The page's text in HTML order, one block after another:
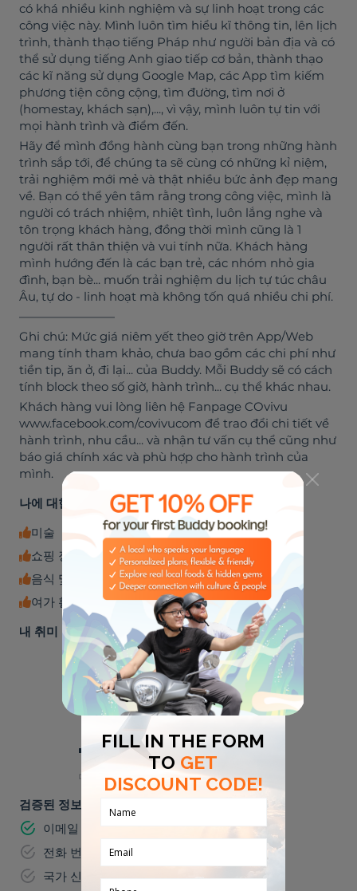
có khá nhiều kinh nghiệm và sự linh hoạt trong các
công việc này. Mình luôn tìm hiểu kĩ thông tin, lên lịch
trình, thành thạo tiếng Pháp như người bản địa và có
thể sử dụng tiếng Anh giao tiếp cơ bản, thành thạo
các kĩ năng sử dụng Google Map, các App tìm kiếm
phương tiện công cộng, tìm đường, tìm nơi ở
(homestay, khách sạn),..., vì vậy, mình luôn tự tin với
mọi hành trình và điểm đến.
Hãy để mình đồng hành cùng bạn trong những hành
trình sắp tới, để chúng ta sẽ cùng có những kỉ niệm,
trải nghiệm mới mẻ và thật nhiều bức ảnh đẹp mang
về. Bạn có thể yên tâm rằng trong công việc, mình là
người có trách nhiệm, nhiệt tình, luôn lắng nghe và
tôn trọng khách hàng, đồng thời mình cũng là 1
người rất thân thiện và vui tính nữa. Khách hàng
mình hướng đến là các bạn trẻ, các nhóm nhỏ gia
đình, bạn bè... muốn trải nghiệm du lịch tự túc châu
Âu, tự do - linh hoạt mà không tốn quá nhiều chi phí.
————————
Ghi chú: Mức giá niêm yết theo giờ trên App/Web
mang tính tham khảo, chưa bao gồm các chi phí như
tiền tip, ăn ở, đi lại... của Buddy. Mỗi Buddy sẽ có cách
tính block theo số giờ, hành trình... cụ thể khác nhau.
Khách hàng vui lòng liên hệ Fanpage COvivu
www.facebook.com/covivucom để trao đổi chi tiết về
hành trình, nhu cầu... và nhận tư vấn cụ thể cũng như
báo giá chính xác và phù hợp cho hành trình của
mình.
나에 대한 4개의 키워드
미술
쇼핑 장소
음식 및 음료
여가 활동
내 취미
🏈
스포츠
🎸
음악
🌮
미식가들
⛺
야외 활동
검증된 정보
이메일 주소
전화 번호
국가 신분증 번호